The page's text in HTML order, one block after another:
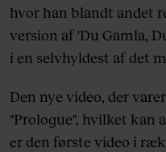
hvor han blandt andet
version af 'Du Gamla,
i en selvhyldest af det
Den nye video, der
"Prologue", hvilket kan
er den første video i